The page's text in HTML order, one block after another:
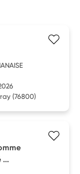
(76800)
...